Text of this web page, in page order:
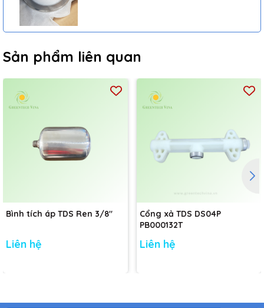
Sản phẩm liên quan
Bình tích áp TDS Ren 3/8"
Liên hệ
Cổng xả TDS DS04P
PB000132T
Liên hệ